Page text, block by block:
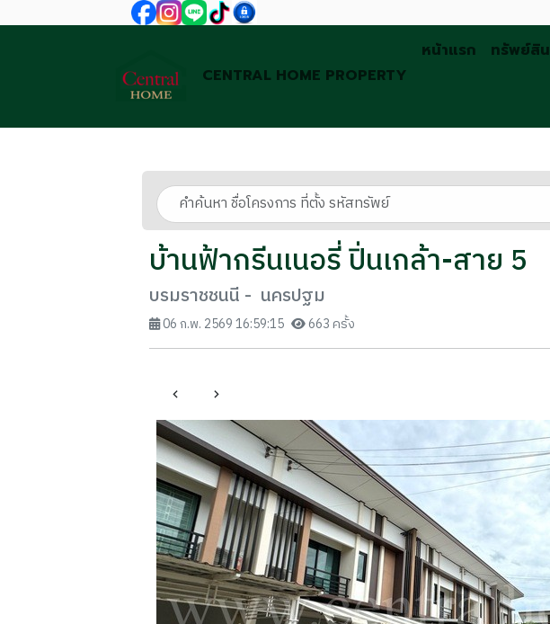
CENTRAL HOME PROPERTY
หน้าแรก ทรัพย์สิน
บ้านฟ้ากรีนเนอรี่ ปิ่นเกล้า-สาย 5
บรมราชชนนี - นครปฐม
06 ก.พ. 2569 16:59:15 663 ครั้ง